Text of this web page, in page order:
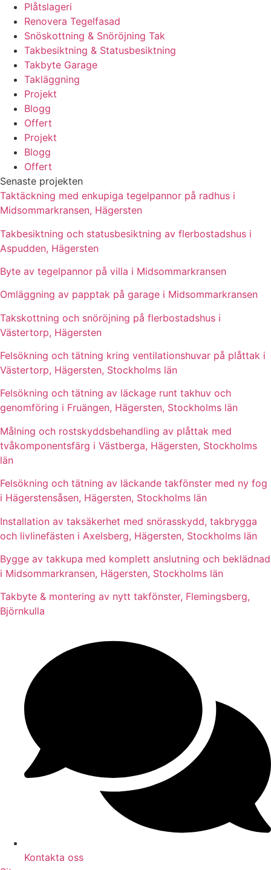
Plåtslageri
Renovera Tegelfasad
Snöskottning & Snöröjning Tak
Takbesiktning & Statusbesiktning
Takbyte Garage
Takläggning
Projekt
Blogg
Offert
Projekt
Blogg
Offert
Senaste projekten
Taktäckning med enkupiga tegelpannor på radhus i
Midsommarkransen, Hägersten
Takbesiktning och statusbesiktning av flerbostadshus i
Aspudden, Hägersten
Byte av tegelpannor på villa i Midsommarkransen
Omläggning av papptak på garage i Midsommarkransen
Takskottning och snöröjning på flerbostadshus i
Västertorp, Hägersten
Felsökning och tätning kring ventilationshuvar på plåttak i
Västertorp, Hägersten, Stockholms län
Felsökning och tätning av läckage runt takhuv och
genomföring i Fruängen, Hägersten, Stockholms län
Målning och rostskyddsbehandling av plåttak med
tvåkomponentsfärg i Västberga, Hägersten, Stockholms
län
Felsökning och tätning av läckande takfönster med ny fog
i Hägerstensåsen, Hägersten, Stockholms län
Installation av taksäkerhet med snörasskydd, takbrygga
och livlinefästen i Axelsberg, Hägersten, Stockholms län
Bygge av takkupa med komplett anslutning och beklädnad
i Midsommarkransen, Hägersten, Stockholms län
Takbyte & montering av nytt takfönster, Flemingsberg,
Björnkulla
Kontakta oss